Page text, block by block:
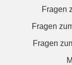
Fragen
Fragen
Fragen